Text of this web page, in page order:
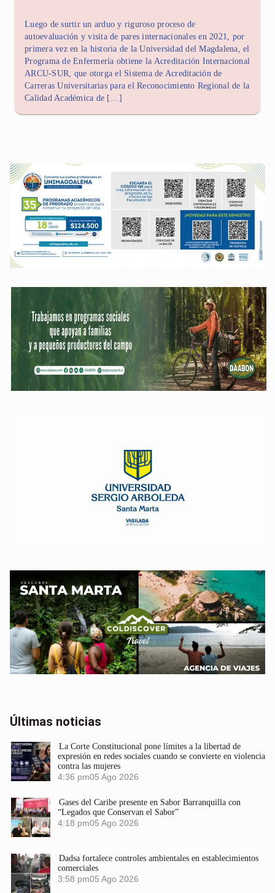
Luego de surtir un arduo y riguroso proceso de
autoevaluación y visita de pares internacionales en 2021, por
primera vez en la historia de la Universidad del Magdalena, el
Programa de Enfermería obtiene la Acreditación Internacional
ARCU-SUR, que otorga el Sistema de Acreditación de
Carreras Universitarias para el Reconocimiento Regional de la
Calidad Académica de […]
Últimas noticias
La Corte Constitucional pone límites a la libertad de
expresión en redes sociales cuando se convierte en violencia
contra las mujeres
4:36 pm05 Ago 2026
Gases del Caribe presente en Sabor Barranquilla con
“Legados que Conservan el Sabor”
4:18 pm05 Ago 2026
Dadsa fortalece controles ambientales en establecimientos
comerciales
3:58 pm05 Ago 2026